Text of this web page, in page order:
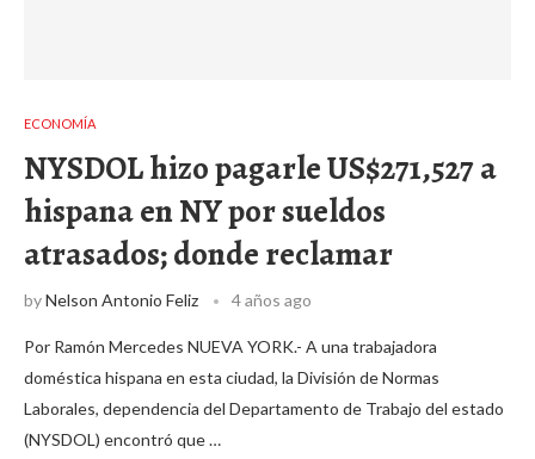
ECONOMÍA
NYSDOL hizo pagarle US$271,527 a
hispana en NY por sueldos
atrasados; donde reclamar
byNelson Antonio Feliz 4 años ago
Por Ramón Mercedes NUEVA YORK.- A una trabajadora
doméstica hispana en esta ciudad, la División de Normas
Laborales, dependencia del Departamento de Trabajo del estado
(NYSDOL) encontró que …